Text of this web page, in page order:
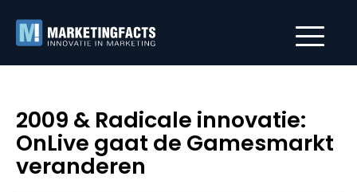
2009 & Radicale innovatie:
OnLive gaat de Gamesmarkt
veranderen